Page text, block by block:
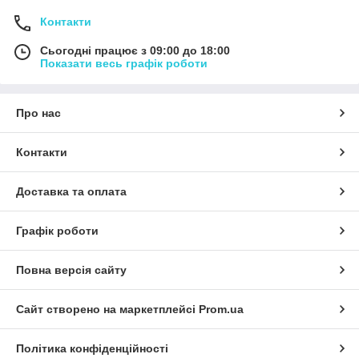
Контакти
Сьогодні працює з 09:00 до 18:00
Показати весь графік роботи
Про нас
Контакти
Доставка та оплата
Графік роботи
Повна версія сайту
Сайт створено на маркетплейсі Prom.ua
Політика конфіденційності